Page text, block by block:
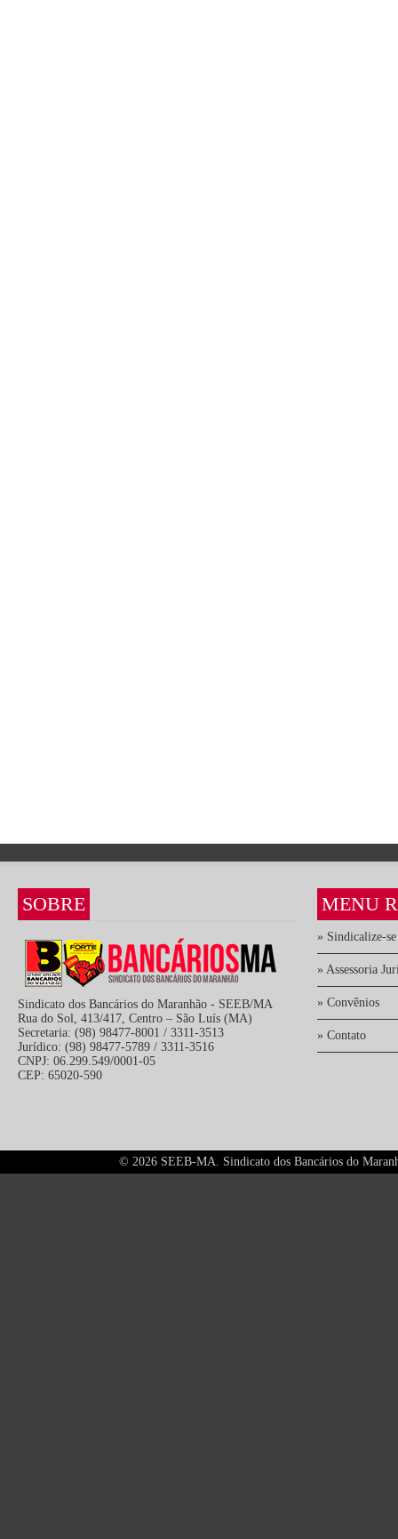
SOBRE
Sindicato dos Bancários do Maranhão - SEEB/MA
Rua do Sol, 413/417, Centro – São Luís (MA)
Secretaria: (98) 98477-8001 / 3311-3513
Jurídico: (98) 98477-5789 / 3311-3516
CNPJ: 06.299.549/0001-05
CEP: 65020-590
MENU
» Sindicalize-se
» Assessoria
» Convênios
» Contato
© 2026 SEEB-MA. Sindicato dos Bancários do